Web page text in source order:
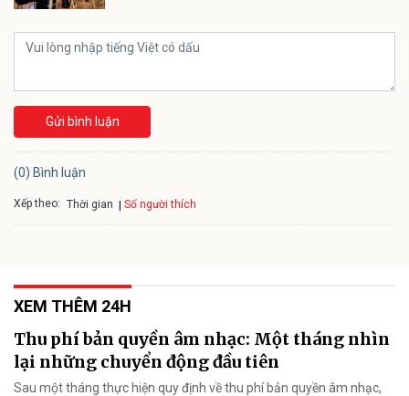
Gửi bình luận
(0) Bình luận
Xếp theo: Thời gian Số người thích
XEM THÊM 24H
Thu phí bản quyền âm nhạc: Một tháng nhìn
lại những chuyển động đầu tiên
Sau một tháng thực hiện quy định về thu phí bản quyền âm nhạc,